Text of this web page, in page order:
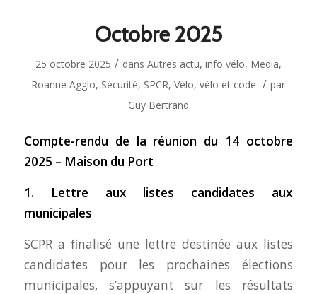
Octobre 2025
25 octobre 2025 / dans Autres actu, info vélo, Media,
Roanne Agglo, Sécurité, SPCR,Vélo,vélo et code / par
Guy Bertrand
Compte-rendu de la réunion du 14 octobre
2025 – Maison du Port
1. Lettre aux listes candidates aux
municipales
SCPR a finalisé une lettre destinée aux listes
candidates pour les prochaines élections
municipales, s’appuyant sur les résultats